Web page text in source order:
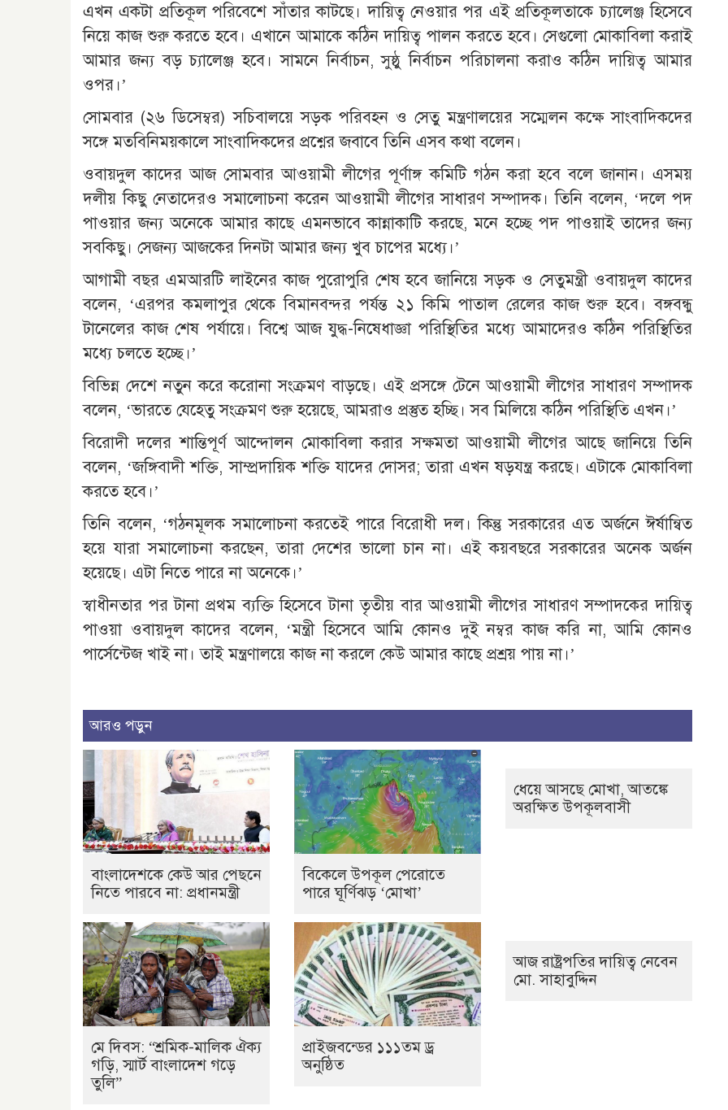
এখন একটা প্রতিকূল পরিবেশে সাঁতার কাটছে। দায়িত্ব নেওয়ার পর এই প্রতিকূলতাকে চ্যালেঞ্জ হিসেবে
নিয়ে কাজ শুরু করতে হবে। এখানে আমাকে কঠিন দায়িত্ব পালন করতে হবে। সেগুলো মোকাবিলা করাই
আমার জন্য বড় চ্যালেঞ্জ হবে। সামনে নির্বাচন, সুষ্ঠু নির্বাচন পরিচালনা করাও কঠিন দায়িত্ব আমার
ওপর।’
সোমবার (২৬ ডিসেম্বর) সচিবালয়ে সড়ক পরিবহন ও সেতু মন্ত্রণালয়ের সম্মেলন কক্ষে সাংবাদিকদের
সঙ্গে মতবিনিময়কালে সাংবাদিকদের প্রশ্নের জবাবে তিনি এসব কথা বলেন।
ওবায়দুল কাদের আজ সোমবার আওয়ামী লীগের পূর্ণাঙ্গ কমিটি গঠন করা হবে বলে জানান। এসময়
দলীয় কিছু নেতাদেরও সমালোচনা করেন আওয়ামী লীগের সাধারণ সম্পাদক। তিনি বলেন, ‘দলে পদ
পাওয়ার জন্য অনেকে আমার কাছে এমনভাবে কান্নাকাটি করছে, মনে হচ্ছে পদ পাওয়াই তাদের জন্য
সবকিছু। সেজন্য আজকের দিনটা আমার জন্য খুব চাপের মধ্যে।’
আগামী বছর এমআরটি লাইনের কাজ পুরোপুরি শেষ হবে জানিয়ে সড়ক ও সেতুমন্ত্রী ওবায়দুল কাদের
বলেন, ‘এরপর কমলাপুর থেকে বিমানবন্দর পর্যন্ত ২১ কিমি পাতাল রেলের কাজ শুরু হবে। বঙ্গবন্ধু
টানেলের কাজ শেষ পর্যায়ে। বিশ্বে আজ যুদ্ধ-নিষেধাজ্ঞা পরিস্থিতির মধ্যে আমাদেরও কঠিন পরিস্থিতির
মধ্যে চলতে হচ্ছে।’
বিভিন্ন দেশে নতুন করে করোনা সংক্রমণ বাড়ছে। এই প্রসঙ্গে টেনে আওয়ামী লীগের সাধারণ সম্পাদক
বলেন, ‘ভারতে যেহেতু সংক্রমণ শুরু হয়েছে, আমরাও প্রস্তুত হচ্ছি। সব মিলিয়ে কঠিন পরিস্থিতি এখন।’
বিরোদী দলের শান্তিপূর্ণ আন্দোলন মোকাবিলা করার সক্ষমতা আওয়ামী লীগের আছে জানিয়ে তিনি
বলেন, ‘জঙ্গিবাদী শক্তি, সাম্প্রদায়িক শক্তি যাদের দোসর; তারা এখন ষড়যন্ত্র করছে। এটাকে মোকাবিলা
করতে হবে।’
তিনি বলেন, ‘গঠনমূলক সমালোচনা করতেই পারে বিরোধী দল। কিন্তু সরকারের এত অর্জনে ঈর্ষান্বিত
হয়ে যারা সমালোচনা করছেন, তারা দেশের ভালো চান না। এই কয়বছরে সরকারের অনেক অর্জন
হয়েছে। এটা নিতে পারে না অনেকে।’
স্বাধীনতার পর টানা প্রথম ব্যক্তি হিসেবে টানা তৃতীয় বার আওয়ামী লীগের সাধারণ সম্পাদকের দায়িত্ব
পাওয়া ওবায়দুল কাদের বলেন, ‘মন্ত্রী হিসেবে আমি কোনও দুই নম্বর কাজ করি না, আমি কোনও
পার্সেন্টেজ খাই না। তাই মন্ত্রণালয়ে কাজ না করলে কেউ আমার কাছে প্রশ্রয় পায় না।’
আরও পড়ুন
বাংলাদেশকে কেউ আর পেছনে
নিতে পারবে না: প্রধানমন্ত্রী
বিকেলে উপকূল পেরোতে
পারে ঘূর্ণিঝড় ‘মোখা’
ধেয়ে আসছে মোখা, আতঙ্কে
অরক্ষিত উপকূলবাসী
মে দিবস: “শ্রমিক-মালিক ঐক্য
গড়ি, স্মার্ট বাংলাদেশ গড়ে
তুলি”
প্রাইজবন্ডের ১১১তম ড্র
অনুষ্ঠিত
আজ রাষ্ট্রপতির দায়িত্ব নেবেন
মো. সাহাবুদ্দিন